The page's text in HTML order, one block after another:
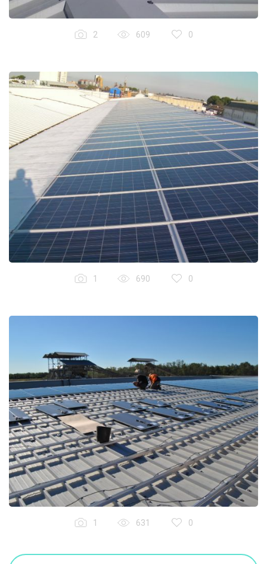
2 609 0
1 690 0
1 631 0